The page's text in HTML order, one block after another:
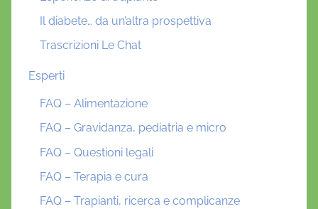
Il diabete… da un’altra prospettiva
Trascrizioni Le Chat
Esperti
FAQ – Alimentazione
FAQ – Gravidanza, pediatria e micro
FAQ – Questioni legali
FAQ – Terapia e cura
FAQ – Trapianti, ricerca e complicanze